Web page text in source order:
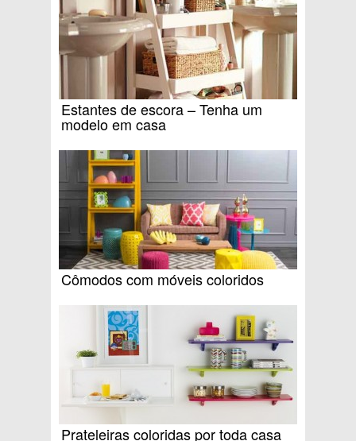
Estantes de escora – Tenha um
modelo em casa
Cômodos com móveis coloridos
Prateleiras coloridas por toda casa